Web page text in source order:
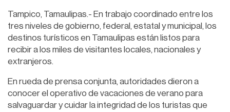
Tampico, Tamaulipas.- En trabajo coordinado entre los
tres niveles de gobierno, federal, estatal y municipal, los
destinos turísticos en Tamaulipas están listos para
recibir a los miles de visitantes locales, nacionales y
extranjeros.
En rueda de prensa conjunta, autoridades dieron a
conocer el operativo de vacaciones de verano para
salvaguardar y cuidar la integridad de los turistas que